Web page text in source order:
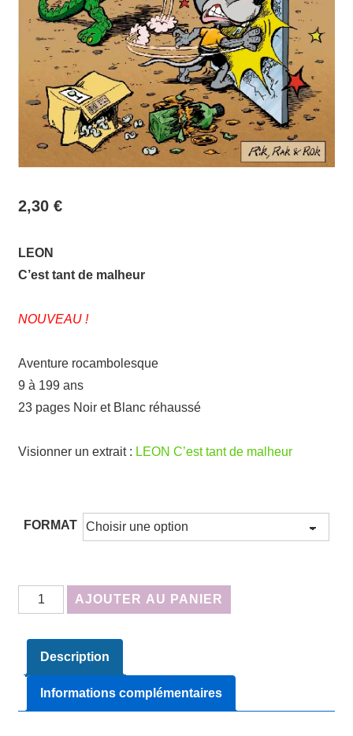
2,30 €
LEON
C’est tant de malheur
NOUVEAU !
Aventure rocambolesque
9 à 199 ans
23 pages Noir et Blanc réhaussé
Visionner un extrait : LEON C’est tant de malheur
FORMAT
quantité
de
LEON
C'est
de
AJOUTER AU PANIER
Description
Informations complémentaires